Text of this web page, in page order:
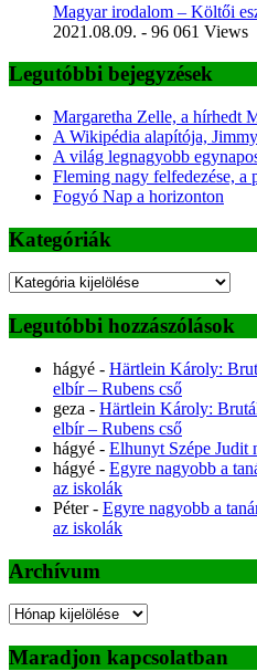
Magyar irodalom – Költői
2021.08.09. - 96 061 Views
Legutóbbi bejegyzések
Margaretha Zelle, a hírhedt
A Wikipédia alapítója,
A világ legnagyobb
Fleming nagy felfedezése, a
Fogyó Nap a horizonton
Kategóriák
Kategóriák
Legutóbbi hozzászólások
hágyé - Härtlein Károly:
elbír – Rubens cső
geza - Härtlein Károly:
elbír – Rubens cső
hágyé - Elhunyt Szépe Judit
hágyé - Egyre nagyobb a
az iskolák
Péter- Egyre nagyobb a
az iskolák
Archívum
Archívum
Maradjon kapcsolatban